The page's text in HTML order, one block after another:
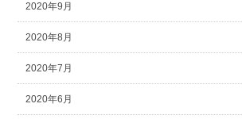
2020年9月
2020年8月
2020年7月
2020年6月